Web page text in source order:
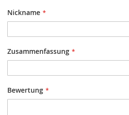
Nickname
Zusammenfassung
Bewertung